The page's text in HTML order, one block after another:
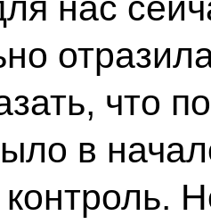
что
в
контроль.